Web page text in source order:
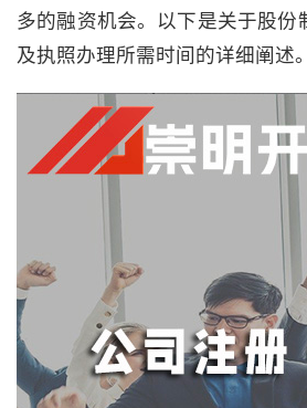
多的融资机会。以下是关于股份
及执照办理所需时间的详细阐述